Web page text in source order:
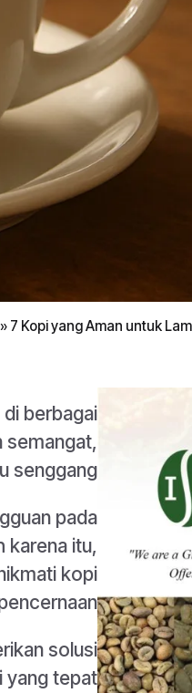
» 7 Kopi yang Aman untuk
berbagai
semangat,
senggang.
pada
karena itu,
kopi
solusi
yang tepat